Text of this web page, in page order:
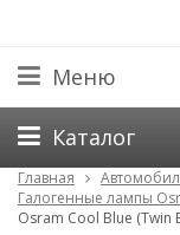
Меню
Каталог
Главная
Галогенные лампы
Osram Cool Blue (Twin